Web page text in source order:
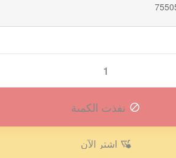
نفذت الكمية
اشترِ الآن